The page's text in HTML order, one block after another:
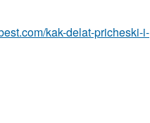
kak-delat-pricheski-i-